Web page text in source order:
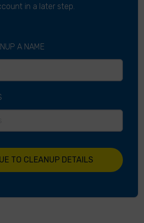
in a later step.
A NAME
TO CLEANUP DETAILS